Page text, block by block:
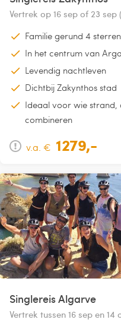
Vertrek op 16 sep of 23 sep
Familie gerund 4
In het centrum van
Levendig nachtleven
Dichtbij Zakynthos stad
Ideaal voor wie strand,
combineren
v.a. € 1279,-
Singlereis Algarve
Vertrek tussen 16 sep en 14